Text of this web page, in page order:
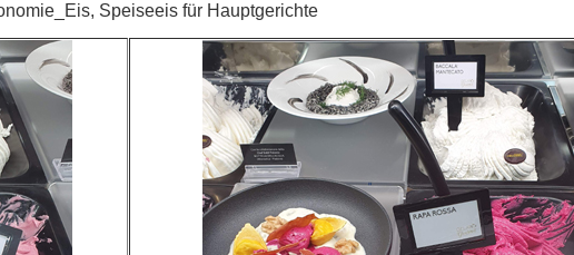
Speiseeis für Hauptgerichte